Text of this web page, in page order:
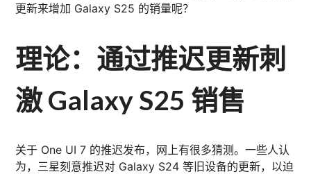
更新来增加 Galaxy S25 的销量呢？
理论：通过推迟更新刺
激 Galaxy S25 销售
关于 One UI 7 的推迟发布，网上有很多猜测。一些人认
为，三星刻意推迟对 Galaxy S24 等旧设备的更新，以迫